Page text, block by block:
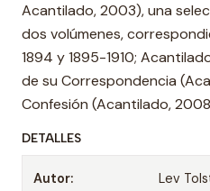
Acantilado, 2003), una
dos volúmenes,
1894 y 1895-1910;
de su Correspondencia
Confesión (Acantilado,
DETALLES
Autor: Lev